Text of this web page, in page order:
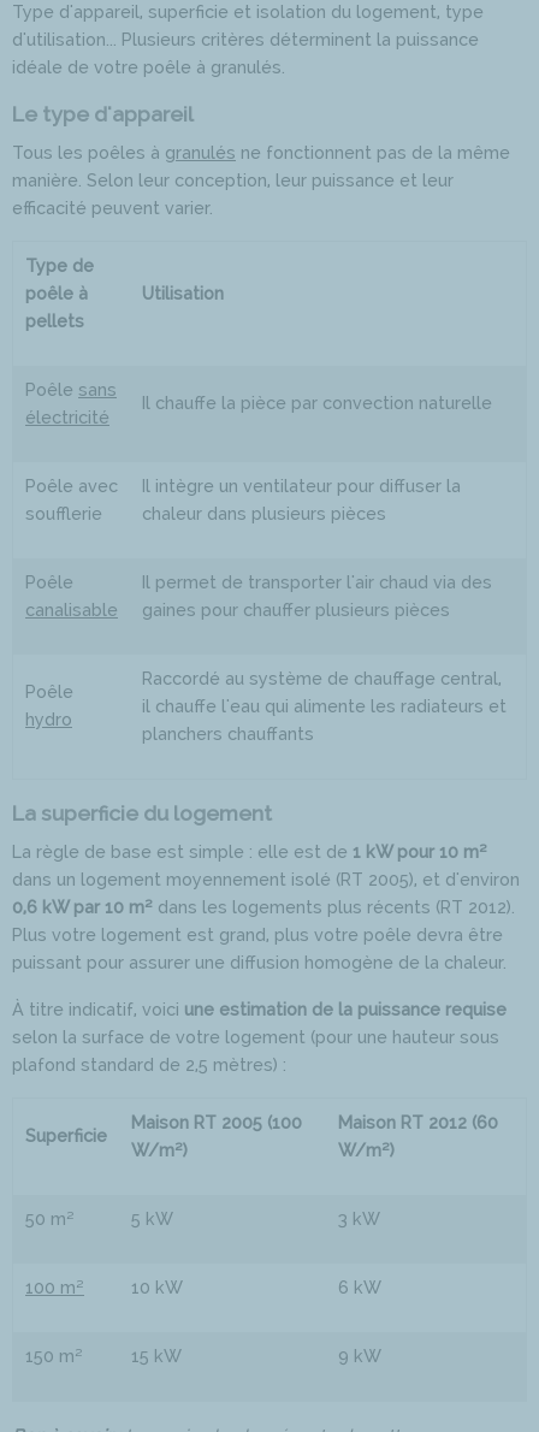
Type d'appareil, superficie et isolation du logement, type
d'utilisation... Plusieurs critères déterminent la puissance
idéale de votre poêle à granulés.
Le type d'appareil
Tous les poêles à granulés ne fonctionnent pas de la même
manière. Selon leur conception, leur puissance et leur
efficacité peuvent varier.
Type de
poêle à
pellets
Utilisation
Poêle sans
électricité
Il chauffe la pièce par convection naturelle
Poêle avec
soufflerie
Il intègre un ventilateur pour diffuser la
chaleur dans plusieurs pièces
Poêle
canalisable
Il permet de transporter l'air chaud via des
gaines pour chauffer plusieurs pièces
Poêle
hydro
Raccordé au système de chauffage central,
il chauffe l'eau qui alimente les radiateurs et
planchers chauffants
La superficie du logement
La règle de base est simple : elle est de 1 kW pour 10 m²
dans un logement moyennement isolé (RT 2005), et d'environ
0,6 kW par 10 m² dans les logements plus récents (RT 2012).
Plus votre logement est grand, plus votre poêle devra être
puissant pour assurer une diffusion homogène de la chaleur.
À titre indicatif, voici une estimation de la puissance requise
selon la surface de votre logement (pour une hauteur sous
plafond standard de 2,5 mètres) :
Superficie
Maison RT 2005 (100
W/m²)
Maison RT 2012 (60
W/m²)
50 m² 5 kW 3 kW
100 m² 10 kW 6 kW
150 m² 15 kW 9 kW